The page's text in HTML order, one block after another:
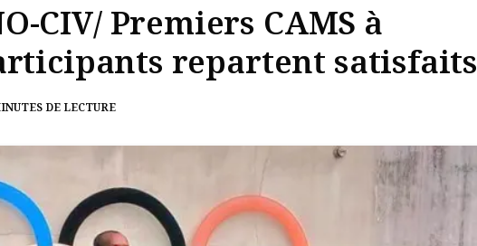
CIV/ Premiers CAMS à
repartent satisfaits
DE LECTURE